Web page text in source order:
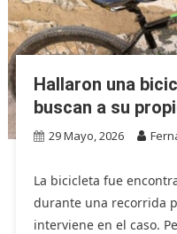
Hallaron una
buscan a su
29 Mayo, 2026
La bicicleta fue
durante una recorrida
interviene en el caso.